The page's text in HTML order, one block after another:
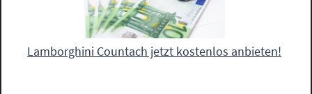
Lamborghini Countach jetzt kostenlos anbieten!